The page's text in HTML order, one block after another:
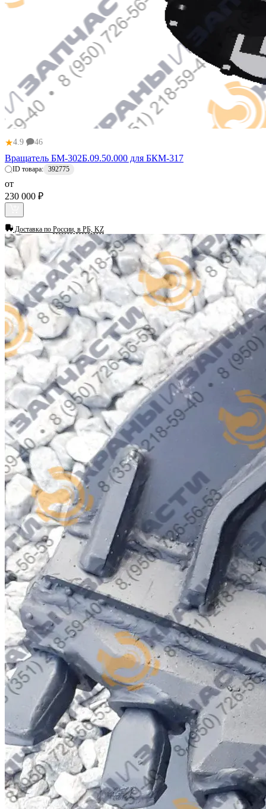
★4.9 46
Вращатель БМ-302Б.09.50.000 для БКМ-317
ID товара: 392775
от
230 000 ₽
Доставка по России, в РБ, KZ